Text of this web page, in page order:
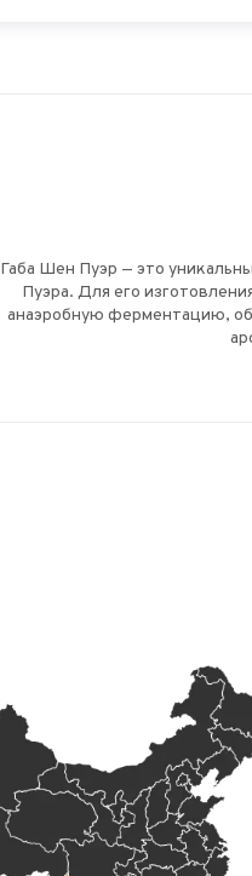
Габа Шен Пуэр — это
Пуэра. Для его
анаэробную ферментацию,